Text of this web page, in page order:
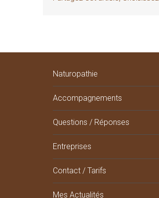
Naturopathie
Accompagnements
Questions / Réponses
Entreprises
Contact / Tarifs
Mes Actualités